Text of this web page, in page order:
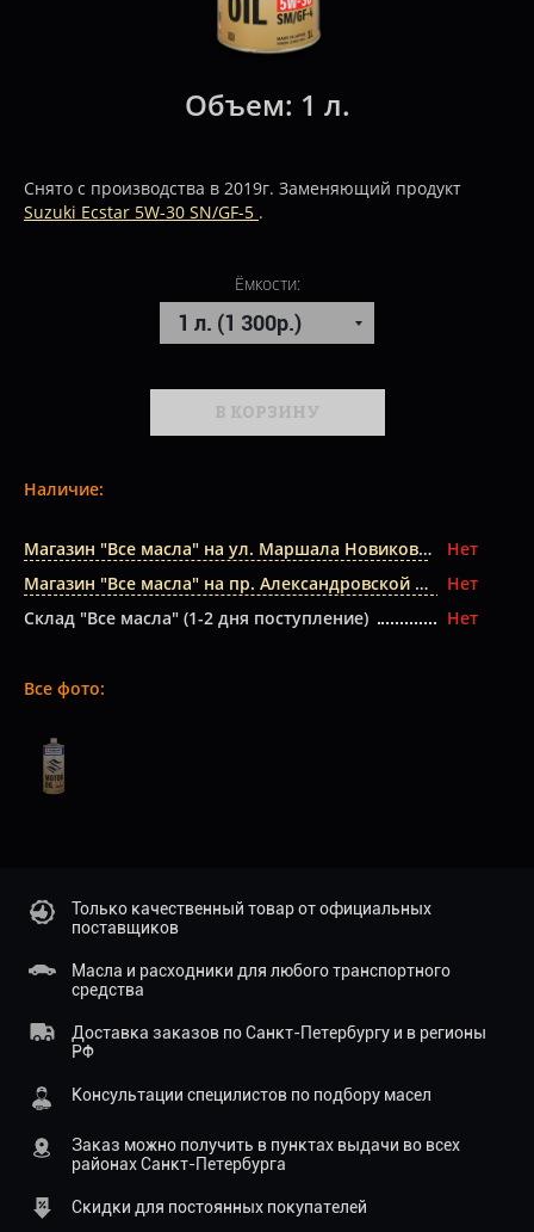
Объем: 1 л.
Снято с производства в 2019г. Заменяющий продукт
Suzuki Ecstar 5W-30 SN/GF-5 .
Ёмкости:
В КОРЗИНУ
Наличие:
Магазин "Все масла" на ул. Маршала Новикова
Нет
Магазин "Все масла" на пр. Александровской Фермы
Нет
Склад "Все масла" (1-2 дня поступление)
Нет
Все фото:
Только качественный товар от официальных
поставщиков
Масла и расходники для любого транспортного
средства
Доставка заказов по Санкт-Петербургу и в регионы
РФ
Консультации специлистов по подбору масел
Заказ можно получить в пунктах выдачи во всех
районах Санкт-Петербурга
Скидки для постоянных покупателей